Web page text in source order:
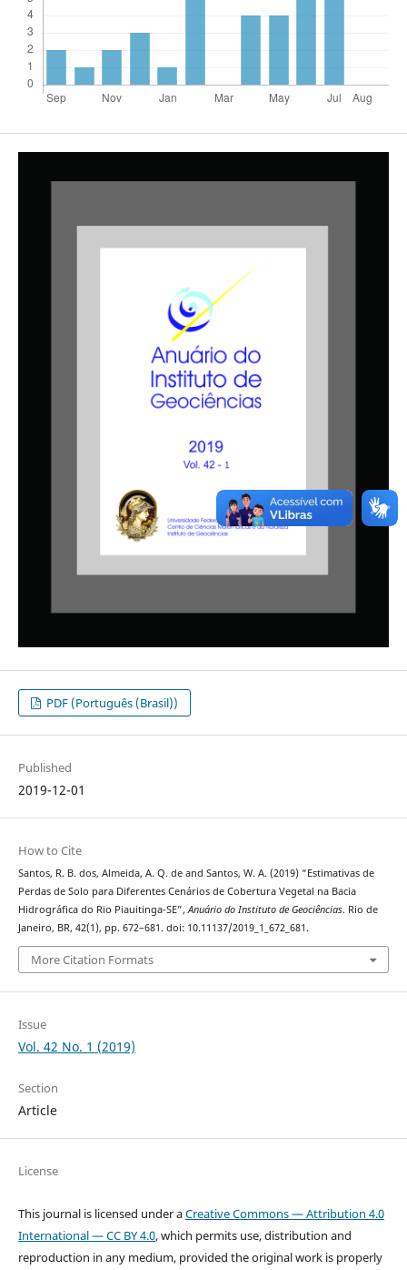
PDF (Português (Brasil))
Published
2019-12-01
How to Cite
Santos, R. B. dos, Almeida, A. Q. de and Santos, W. A. (2019) “Estimativas de
Perdas de Solo para Diferentes Cenários de Cobertura Vegetal na Bacia
Hidrográfica do Rio Piauitinga-SE”, Anuário do Instituto de Geociências. Rio de
Janeiro, BR, 42(1), pp. 672–681. doi: 10.11137/2019_1_672_681.
More Citation Formats
Issue
Vol. 42 No. 1 (2019)
Section
Article
License
This journal is licensed under aCreative Commons — Attribution 4.0
International — CC BY 4.0, which permits use, distribution and
reproduction in any medium, provided the original work is properly